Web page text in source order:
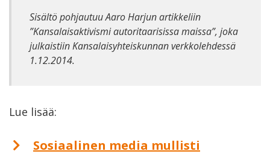
Sisältö pohjautuu Aaro Harjun artikkeliin
”Kansalaisaktivismi autoritaarisissa maissa”, joka
julkaistiin Kansalaisyhteiskunnan verkkolehdessä
1.12.2014.
Lue lisää:
Sosiaalinen media mullisti